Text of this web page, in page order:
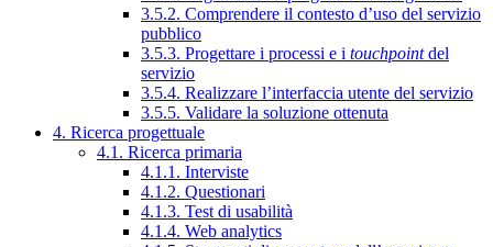
3.5.2. Comprendere il contesto d’uso del servizio
pubblico
3.5.3. Progettare i processi e i touchpointdel
servizio
3.5.4. Realizzare l’interfaccia utente del servizio
3.5.5. Validare la soluzione ottenuta
4. Ricerca progettuale
4.1. Ricerca primaria
4.1.1. Interviste
4.1.2. Questionari
4.1.3. Test di usabilità
4.1.4. Web analytics